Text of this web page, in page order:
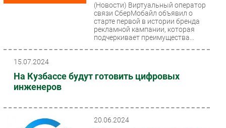
(Новости) Виртуальный оператор
связи СберМобайл объявил о
старте первой в истории бренда
рекламной кампании, которая
подчеркивает преимущества...
15.07.2024
На Кузбассе будут готовить цифровых
инженеров
20.06.2024